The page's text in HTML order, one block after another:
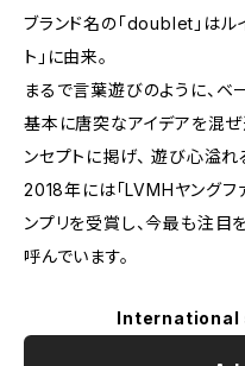
ブランド名の「doublet」はル
ト」に由来。
まるで言葉遊びのように、ベ
基本に唐突なアイデアを混ぜ
ンセプトに掲げ、 遊び心溢れ
2018年には「LVMHヤングフ
ンプリを受賞し、今最も注目
呼んでいます。
International